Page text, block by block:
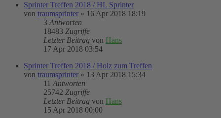
Sprinter Treffen 2018 / HL Sprinter
von traumsprinter » 16 Apr 2018 18:19
3 Antworten
18483 Zugriffe
Letzter Beitrag von Hans
17 Apr 2018 03:54
Sprinter Treffen 2018 / Holz zum Treffen
von traumsprinter » 13 Apr 2018 15:34
11 Antworten
25742 Zugriffe
Letzter Beitrag von Hans
15 Apr 2018 00:00